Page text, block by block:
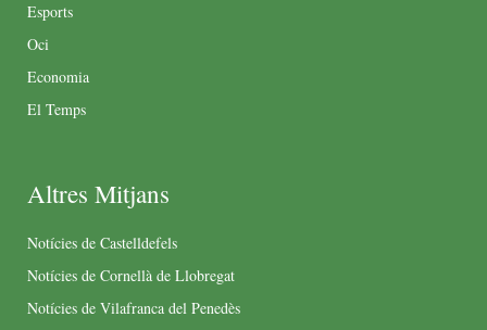
Esports
Oci
Economia
El Temps
Altres Mitjans
Notícies de Castelldefels
Notícies de Cornellà de Llobregat
Notícies de Vilafranca del Penedès